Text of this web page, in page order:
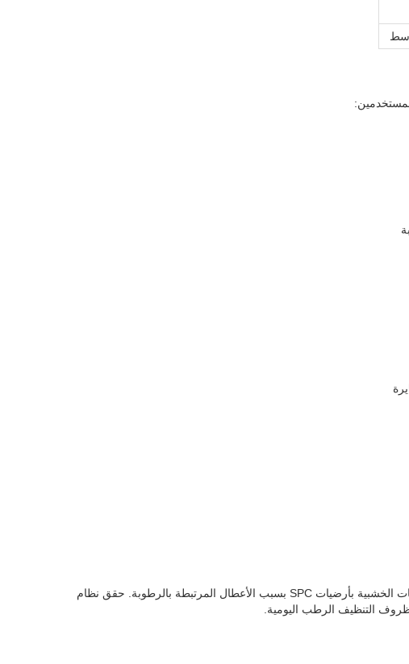
في تجديد تجاري متعدد الاستخدامات بمساحة 9500 متر مربع، تم استبدال الأرضيات الخشبية بأرضيات SPC بسبب الأعطال المرتبطة بالرطوبة. حقق نظام